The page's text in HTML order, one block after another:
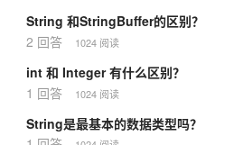
String 和StringBuffer的区别？
2 回答
1024 阅读
int 和 Integer 有什么区别？
1 回答
1024 阅读
String是最基本的数据类型吗？